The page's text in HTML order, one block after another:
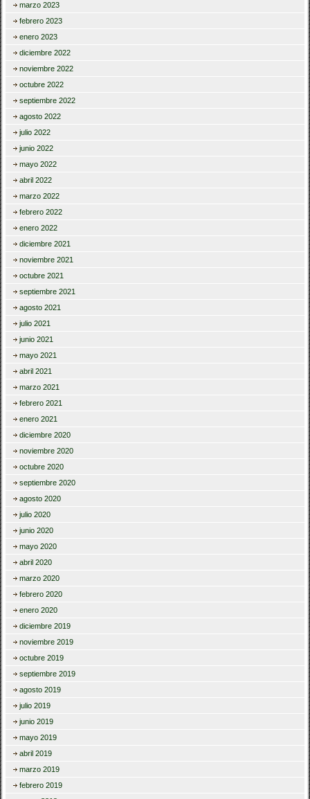
marzo 2023
febrero 2023
enero 2023
diciembre 2022
noviembre 2022
octubre 2022
septiembre 2022
agosto 2022
julio 2022
junio 2022
mayo 2022
abril 2022
marzo 2022
febrero 2022
enero 2022
diciembre 2021
noviembre 2021
octubre 2021
septiembre 2021
agosto 2021
julio 2021
junio 2021
mayo 2021
abril 2021
marzo 2021
febrero 2021
enero 2021
diciembre 2020
noviembre 2020
octubre 2020
septiembre 2020
agosto 2020
julio 2020
junio 2020
mayo 2020
abril 2020
marzo 2020
febrero 2020
enero 2020
diciembre 2019
noviembre 2019
octubre 2019
septiembre 2019
agosto 2019
julio 2019
junio 2019
mayo 2019
abril 2019
marzo 2019
febrero 2019